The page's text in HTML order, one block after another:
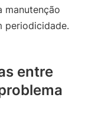
manutenção
periodicidade.
entre